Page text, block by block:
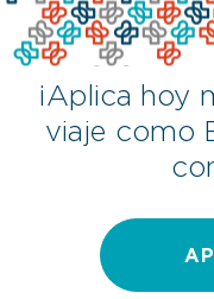
¡Aplica hoy
viaje como